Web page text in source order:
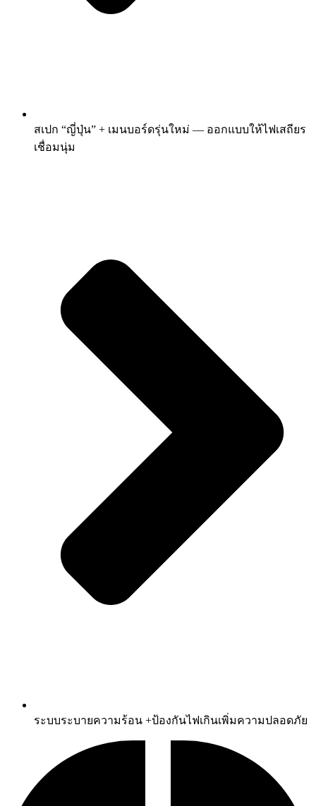
สเปก “ญี่ปุ่น” + เมนบอร์ดรุ่นใหม่ — ออกแบบให้ไฟเสถียร
เชื่อมนุ่ม
ระบบระบายความร้อน +ป้องกันไฟเกินเพิ่มความปลอดภัย